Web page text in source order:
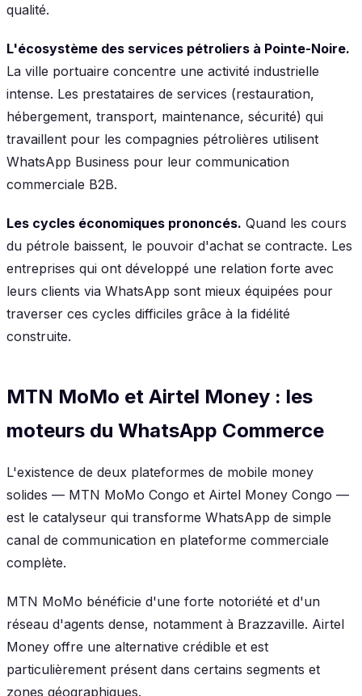
qualité.
L'écosystème des services pétroliers à Pointe-Noire.
La ville portuaire concentre une activité industrielle
intense. Les prestataires de services (restauration,
hébergement, transport, maintenance, sécurité) qui
travaillent pour les compagnies pétrolières utilisent
WhatsApp Business pour leur communication
commerciale B2B.
Les cycles économiques prononcés. Quand les cours
du pétrole baissent, le pouvoir d'achat se contracte. Les
entreprises qui ont développé une relation forte avec
leurs clients via WhatsApp sont mieux équipées pour
traverser ces cycles difficiles grâce à la fidélité
construite.
MTN MoMo et Airtel Money : les
moteurs du WhatsApp Commerce
L'existence de deux plateformes de mobile money
solides — MTN MoMo Congo et Airtel Money Congo —
est le catalyseur qui transforme WhatsApp de simple
canal de communication en plateforme commerciale
complète.
MTN MoMo bénéficie d'une forte notoriété et d'un
réseau d'agents dense, notamment à Brazzaville. Airtel
Money offre une alternative crédible et est
particulièrement présent dans certains segments et
zones géographiques.